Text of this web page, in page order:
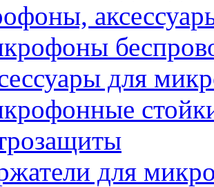
для
для